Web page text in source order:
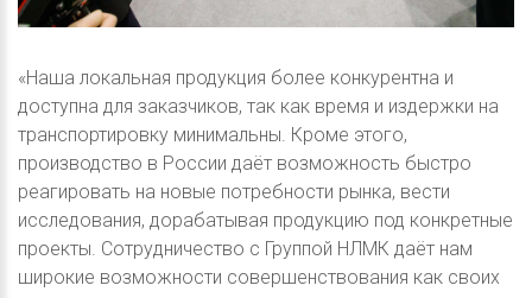
«Наша локальная продукция более конкурентна и
доступна для заказчиков, так как время и издержки на
транспортировку минимальны. Кроме этого,
производство в России даёт возможность быстро
реагировать на новые потребности рынка, вести
исследования, дорабатывая продукцию под конкретные
проекты. Сотрудничество с Группой НЛМК даёт нам
широкие возможности совершенствования как своих